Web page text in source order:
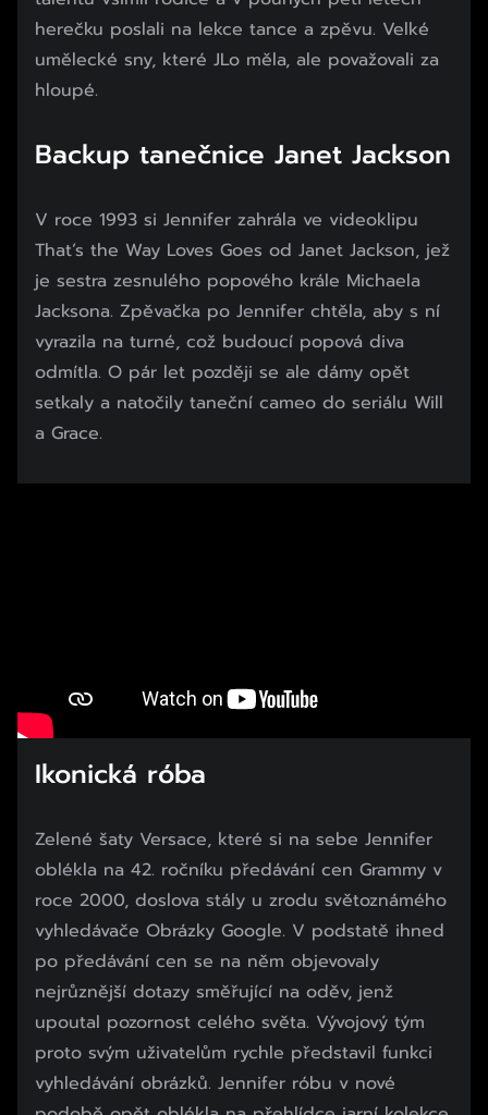
herečku poslali na lekce tance a zpěvu. Velké
umělecké sny, které JLo měla, ale považovali za
hloupé.
Backup tanečnice Janet Jackson
V roce 1993 si Jennifer zahrála ve videoklipu
That’s the Way Loves Goes od Janet Jackson, jež
je sestra zesnulého popového krále Michaela
Jacksona. Zpěvačka po Jennifer chtěla, aby s ní
vyrazila na turné, což budoucí popová diva
odmítla. O pár let později se ale dámy opět
setkaly a natočily taneční cameo do seriálu Will
a Grace.
Ikonická róba
Zelené šaty Versace, které si na sebe Jennifer
oblékla na 42. ročníku předávání cen Grammy v
roce 2000, doslova stály u zrodu světoznámého
vyhledávače Obrázky Google. V podstatě ihned
po předávání cen se na něm objevovaly
nejrůznější dotazy směřující na oděv, jenž
upoutal pozornost celého světa. Vývojový tým
proto svým uživatelům rychle představil funkci
vyhledávání obrázků. Jennifer róbu v nové